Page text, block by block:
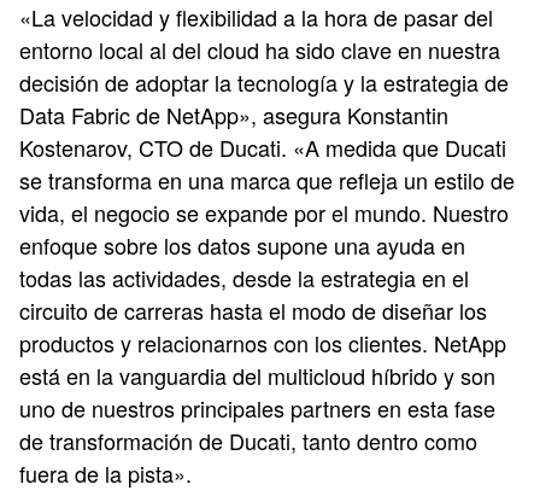
«La velocidad y flexibilidad a la hora de pasar del
entorno local al del cloud ha sido clave en nuestra
decisión de adoptar la tecnología y la estrategia de
Data Fabric de NetApp», asegura Konstantin
Kostenarov, CTO de Ducati. «A medida que Ducati
se transforma en una marca que refleja un estilo de
vida, el negocio se expande por el mundo. Nuestro
enfoque sobre los datos supone una ayuda en
todas las actividades, desde la estrategia en el
circuito de carreras hasta el modo de diseñar los
productos y relacionarnos con los clientes. NetApp
está en la vanguardia del multicloud híbrido y son
uno de nuestros principales partners en esta fase
de transformación de Ducati, tanto dentro como
fuera de la pista».